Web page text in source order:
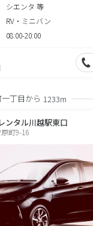
シエンタ 等
RV・ミニバン
08:00-20:00
丁目から 1233m
ンタル川越駅東口
町9-16